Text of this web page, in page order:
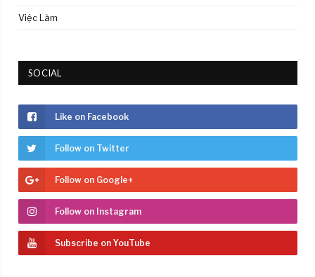
Việc Làm
SOCIAL
Like on Facebook
Follow on Twitter
Follow on Google+
Follow on Instagram
Subscribe on YouTube